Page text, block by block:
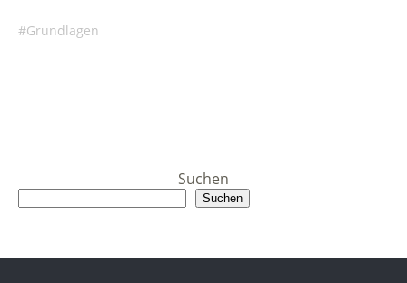
Grundlagen
Suchen
Suchen